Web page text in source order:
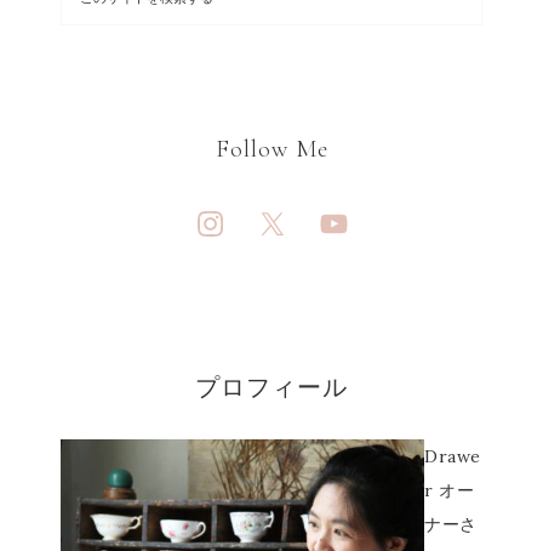
Follow Me
プロフィール
Drawe
r オー
ナーさ